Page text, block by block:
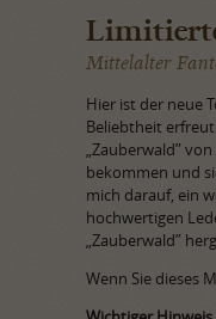
Mittelalter
Hier ist der neue
Beliebtheit
„Zauberwald”
bekommen und
mich darauf, ein
hochwertigen
„Zauberwald”
Wenn Sie dieses